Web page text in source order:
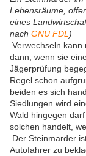
Lebensräume,
eines
nach GNU FDL )
Verwechseln kann
dann, wenn sie
Jägerprüfung
Regel schon
beiden es sich
Siedlungen wird
Wald hingegen
solchen handelt,
Der Steinmarder
Autofahrer zu